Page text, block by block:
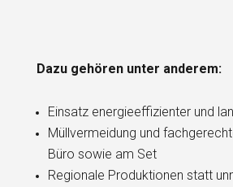
Dazu gehören unter anderem:
Einsatz energieeffizienter und
Müllvermeidung und
Büro sowie am Set
Regionale Produktionen statt